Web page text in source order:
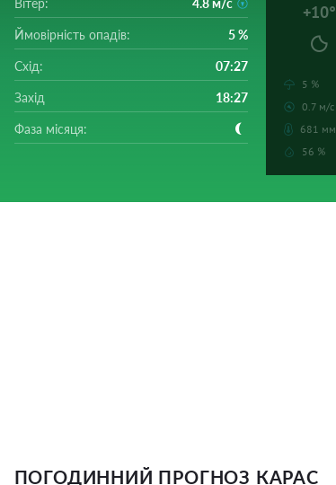
Вітер: 4.8 м/с
Ймовірність опадів: 5 %
Схід: 07:27
Захід 18:27
Фаза місяця:
+10°
5 %
0.7 м/с
681 мм
56 %
ПОГОДИННИЙ ПРОГНОЗ КАРАС